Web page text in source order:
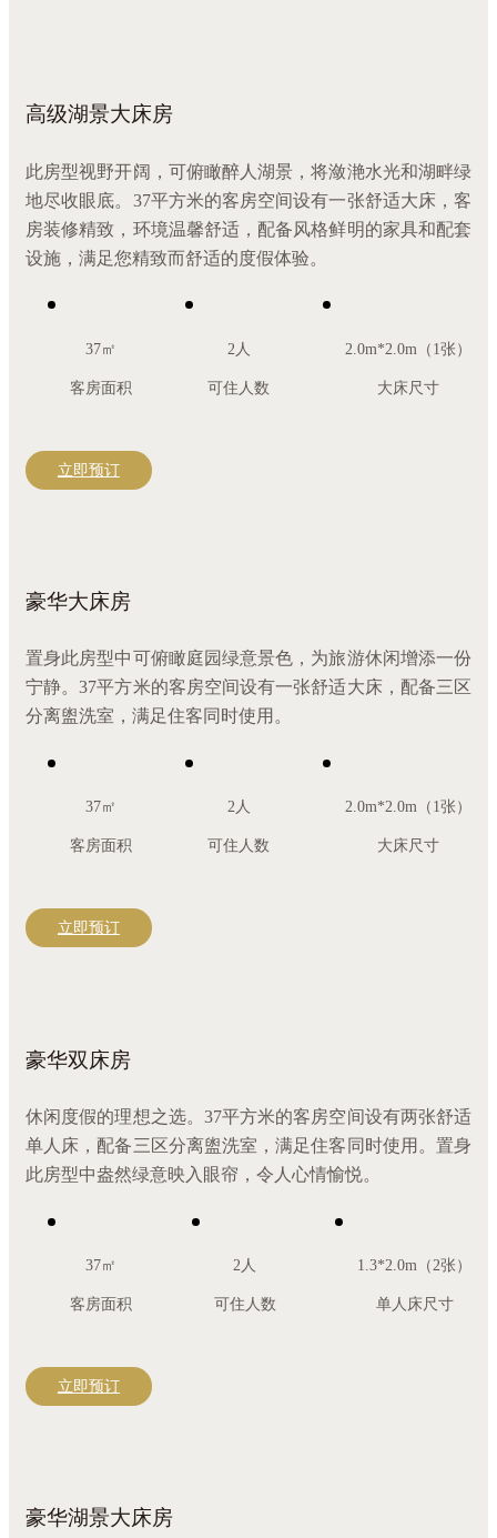
高级湖景大床房
此房型视野开阔，可俯瞰醉人湖景，将潋滟水光和湖畔绿
地尽收眼底。37平方米的客房空间设有一张舒适大床，客
房装修精致，环境温馨舒适，配备风格鲜明的家具和配套
设施，满足您精致而舒适的度假体验。
37㎡
客房面积
2人
可住人数
2.0m*2.0m（1张）
大床尺寸
立即预订
豪华大床房
置身此房型中可俯瞰庭园绿意景色，为旅游休闲增添一份
宁静。37平方米的客房空间设有一张舒适大床，配备三区
分离盥洗室，满足住客同时使用。
37㎡
客房面积
2人
可住人数
2.0m*2.0m（1张）
大床尺寸
立即预订
豪华双床房
休闲度假的理想之选。37平方米的客房空间设有两张舒适
单人床，配备三区分离盥洗室，满足住客同时使用。置身
此房型中盎然绿意映入眼帘，令人心情愉悦。
37㎡
客房面积
2人
可住人数
1.3*2.0m（2张）
单人床尺寸
立即预订
豪华湖景大床房